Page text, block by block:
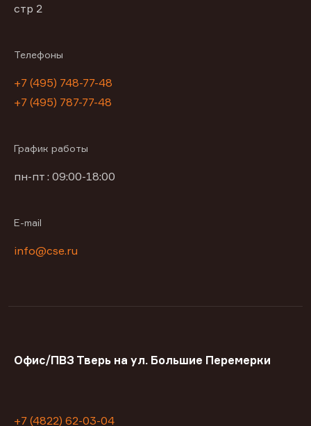
стр 2
Телефоны
+7 (495) 748-77-48
+7 (495) 787-77-48
График работы
пн-пт : 09:00-18:00
E-mail
info@cse.ru
Офис/ПВЗ Тверь на ул. Большие Перемерки
+7 (4822) 62-03-04